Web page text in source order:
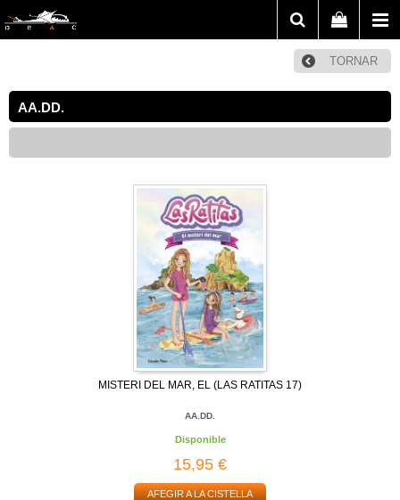
TORNAR
AA.DD.
MISTERI DEL MAR, EL (LAS RATITAS 17)
AA.DD.
Disponible
15,95 €
AFEGIR A LA CISTELLA